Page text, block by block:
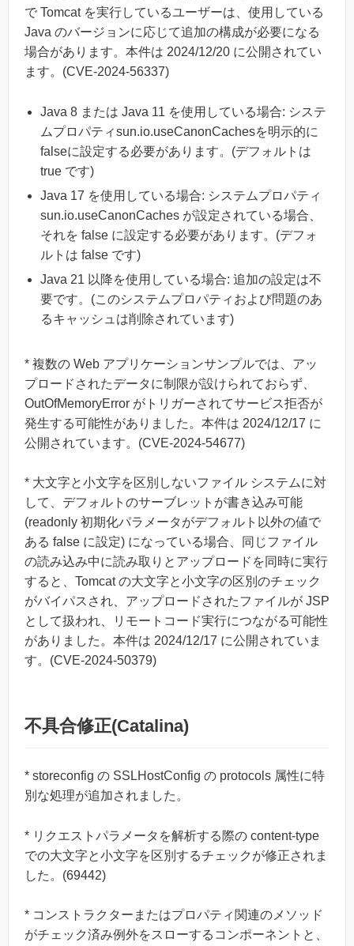
で Tomcat を実行しているユーザーは、使用している
Java のバージョンに応じて追加の構成が必要になる
場合があります。本件は 2024/12/20 に公開されてい
ます。(CVE-2024-56337)
Java 8 または Java 11 を使用している場合: システ
ムプロパティsun.io.useCanonCachesを明示的に
falseに設定する必要があります。(デフォルトは
true です)
Java 17 を使用している場合: システムプロパティ
sun.io.useCanonCaches が設定されている場合、
それを false に設定する必要があります。(デフォ
ルトは false です)
Java 21 以降を使用している場合: 追加の設定は不
要です。(このシステムプロパティおよび問題のあ
るキャッシュは削除されています)
* 複数の Web アプリケーションサンプルでは、アッ
プロードされたデータに制限が設けられておらず、
OutOfMemoryError がトリガーされてサービス拒否が
発生する可能性がありました。本件は 2024/12/17 に
公開されています。(CVE-2024-54677)
* 大文字と小文字を区別しないファイル システムに対
して、デフォルトのサーブレットが書き込み可能
(readonly 初期化パラメータがデフォルト以外の値で
ある false に設定) になっている場合、同じファイル
の読み込み中に読み取りとアップロードを同時に実行
すると、Tomcat の大文字と小文字の区別のチェック
がバイパスされ、アップロードされたファイルが JSP
として扱われ、リモートコード実行につながる可能性
がありました。本件は 2024/12/17 に公開されていま
す。(CVE-2024-50379)
不具合修正(Catalina)
* storeconfig の SSLHostConfig の protocols 属性に特
別な処理が追加されました。
* リクエストパラメータを解析する際の content-type
での大文字と小文字を区別するチェックが修正されま
した。(69442)
* コンストラクターまたはプロパティ関連のメソッド
がチェック済み例外をスローするコンポーネントと、